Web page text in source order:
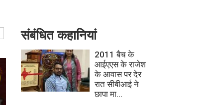
संबंधित कहानियां
2011 बैच के
आईएएस के राजेश
के आवास पर देर
रात सीबीआई ने
छापा मा...